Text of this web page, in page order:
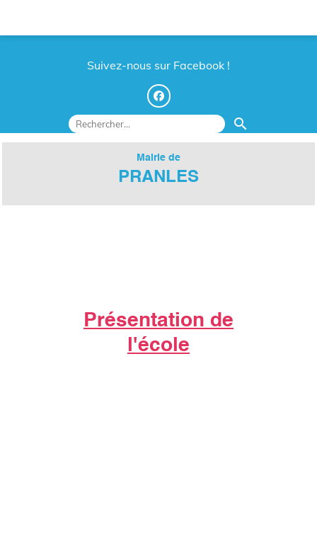
Suivez-nous sur Facebook !
search
Mairie de
PRANLES
Présentation de
l'école